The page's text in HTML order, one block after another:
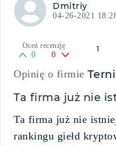
Dmitriy
04-26-2021
1
Oceń recenzję
0 0
Opinię o firmie
Ta firma już nie
Ta firma już nie
rankingu giełd